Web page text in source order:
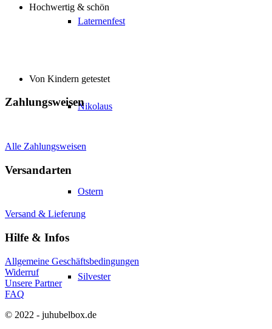
Laternenfest
Nikolaus
Ostern
Silvester
Hochwertig & schön
Von Kindern getestet
Zahlungsweisen
Alle Zahlungsweisen
Versandarten
Versand & Lieferung
Hilfe & Infos
Allgemeine Geschäftsbedingungen
Widerruf
Unsere Partner
FAQ
© 2022 - juhubelbox.de